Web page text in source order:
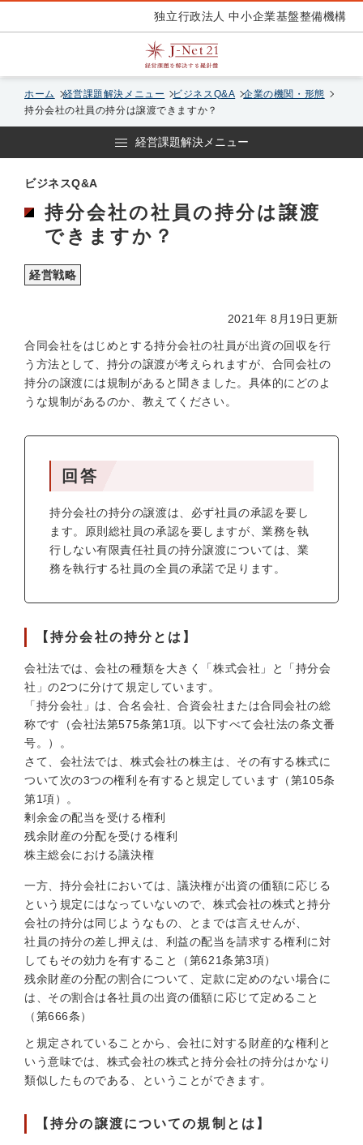
独立行政法人 中小企業基盤整備機構
ホーム 経営課題解決メニュー ビジネスQ&A
企業の機関・形態
持分会社の社員の持分は譲渡できますか？
経営課題解決メニュー
ビジネスQ&A
持分会社の社員の持分は譲渡
できますか？
経営戦略
2021年 8月19日更新
合同会社をはじめとする持分会社の社員が出資の回収を行
う方法として、持分の譲渡が考えられますが、合同会社の
持分の譲渡には規制があると聞きました。具体的にどのよ
うな規制があるのか、教えてください。
回答
持分会社の持分の譲渡は、必ず社員の承認を要し
ます。原則総社員の承認を要しますが、業務を執
行しない有限責任社員の持分譲渡については、業
務を執行する社員の全員の承諾で足ります。
【持分会社の持分とは】
会社法では、会社の種類を大きく「株式会社」と「持分会
社」の2つに分けて規定しています。
「持分会社」は、合名会社、合資会社または合同会社の総
称です（会社法第575条第1項。以下すべて会社法の条文番
号。）。
さて、会社法では、株式会社の株主は、その有する株式に
ついて次の3つの権利を有すると規定しています（第105条
第1項）。
剰余金の配当を受ける権利
残余財産の分配を受ける権利
株主総会における議決権
一方、持分会社においては、議決権が出資の価額に応じる
という規定にはなっていないので、株式会社の株式と持分
会社の持分は同じようなもの、とまでは言えせんが、
社員の持分の差し押えは、利益の配当を請求する権利に対
してもその効力を有すること（第621条第3項）
残余財産の分配の割合について、定款に定めのない場合に
は、その割合は各社員の出資の価額に応じて定めること
（第666条）
と規定されていることから、会社に対する財産的な権利と
いう意味では、株式会社の株式と持分会社の持分はかなり
類似したものである、ということができます。
【持分の譲渡についての規制とは】